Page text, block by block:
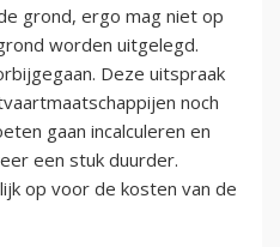
grond, ergo mag niet op
worden uitgelegd.
Deze uitspraak
noch
gaan incalculeren en
een stuk duurder.
op voor de kosten van de